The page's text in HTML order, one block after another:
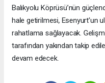
Balıkyolu Köprüsü’nün
hale getirilmesi, Esenyurt’un
rahatlama sağlayacak.
tarafından yakından takip
devam edecek.